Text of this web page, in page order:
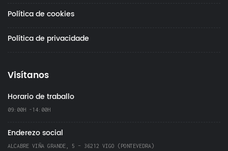
Política de cookies
Política de privacidade
Visítanos
Horario de traballo
09:00H -14:00H
Enderezo social
ALCABRE VIÑA GRANDE, 5 – 36212 VIGO (PONTEVEDRA)